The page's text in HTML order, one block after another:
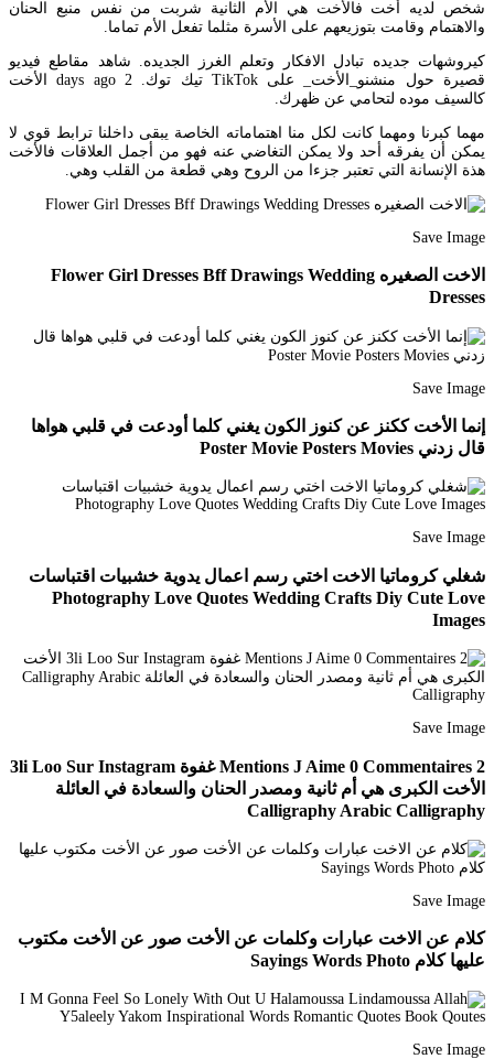
شخص لديه أخت فالأخت هي الأم الثانية شربت من نفس منبع الحنان
والاهتمام وقامت بتوزيعهم على الأسرة مثلما تفعل الأم تماما.
كيروشهات جديده تبادل الافكار وتعلم الغرز الجديده. شاهد مقاطع فيديو
قصيرة حول منشنو_الأخت_ على TikTok تيك توك. 2 days ago الأخت
كالسيف موده لتحامي عن ظهرك.
مهما كبرنا ومهما كانت لكل منا اهتماماته الخاصة يبقى داخلنا ترابط قوي لا
يمكن أن يفرقه أحد ولا يمكن التغاضي عنه فهو من أجمل العلاقات فالأخت
هذة الإنسانة التي تعتبر جزءا من الروح وهي قطعة من القلب وهي.
Save Image
اﻻخت الصغيره Flower Girl Dresses Bff Drawings Wedding
Dresses
Save Image
إنما الأخت ككنز عن كنوز الكون يغني كلما أودعت في قلبي هواها
قال زدني Poster Movie Posters Movies
Save Image
شغلي كروماتيا الاخت اختي رسم اعمال يدوية خشبيات اقتباسات
Photography Love Quotes Wedding Crafts Diy Cute Love
Images
Save Image
2 Mentions J Aime 0 Commentaires غفوة 3li Loo Sur Instagram
الأخت الكبرى هي أم ثانية ومصدر الحنان والسعادة في العائلة
Calligraphy Arabic Calligraphy
Save Image
كلام عن الاخت عبارات وكلمات عن الأخت صور عن الأخت مكتوب
عليها كلام Sayings Words Photo
Save Image